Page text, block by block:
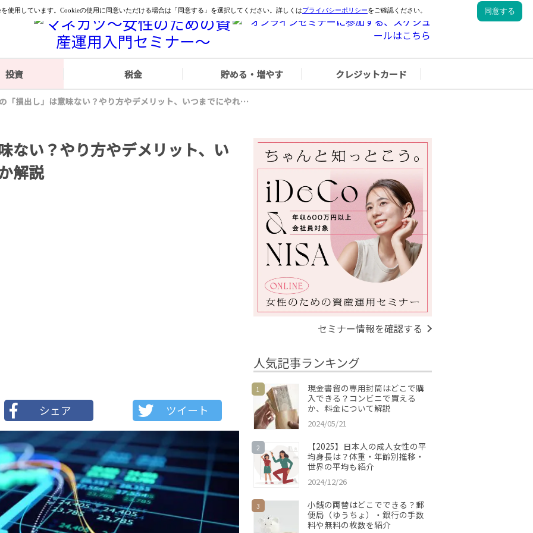
投資 税金 貯める・増やす クレジットカード
株の「損出し」は意味ない？やり方やデメリット、いつまでにやればいいか解説
ない？やり方やデメリット、い
解説
シェア ツイート
セミナー情報を確認する
人気記事ランキング
1
現金書留の専用封筒はどこで購
入できる？コンビニで買える
か、料金について解説
2024/05/21
2
【2025】日本人の成人女性の平
均身長は？体重・年齢別推移・
世界の平均も紹介
2024/12/26
3
小銭の両替はどこでできる？郵
便局（ゆうちょ）・銀行の手数
料や無料の枚数を紹介